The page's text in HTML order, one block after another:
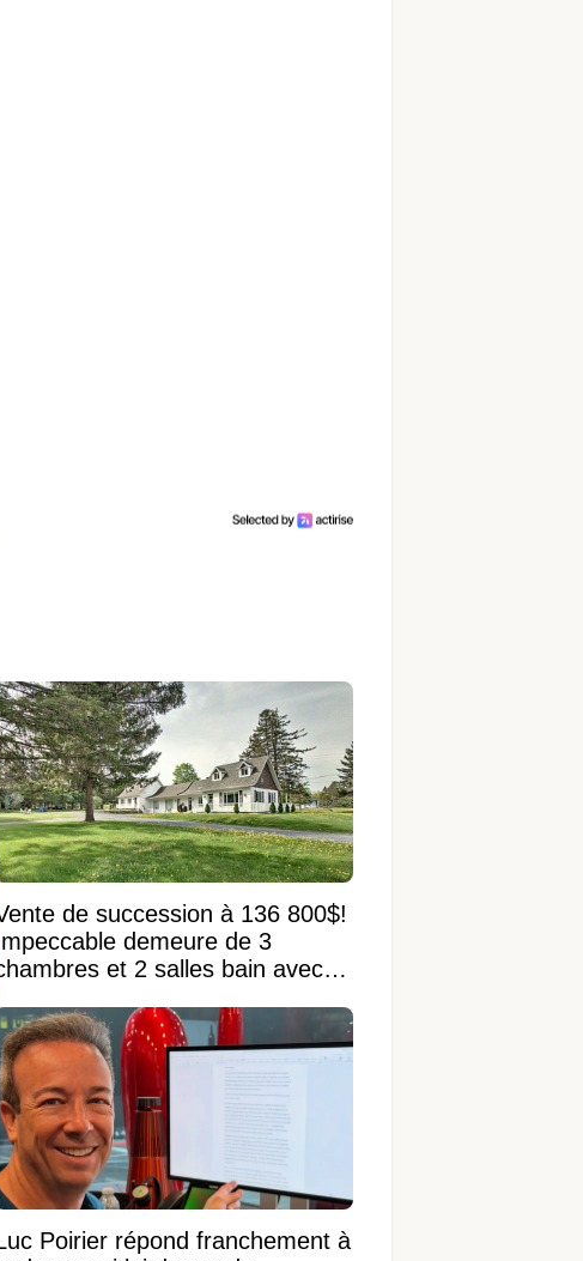
de succession à 136 800$!
demeure de 3
et 2 salles bain avec
Poirier répond franchement à